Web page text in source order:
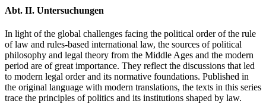
Abt. II. Untersuchungen
In light of the global challenges facing the political order of the rule
of law and rules-based international law, the sources of political
philosophy and legal theory from the Middle Ages and the modern
period are of great importance. They reflect the discussions that led
to modern legal order and its normative foundations. Published in
the original language with modern translations, the texts in this series
trace the principles of politics and its institutions shaped by law.